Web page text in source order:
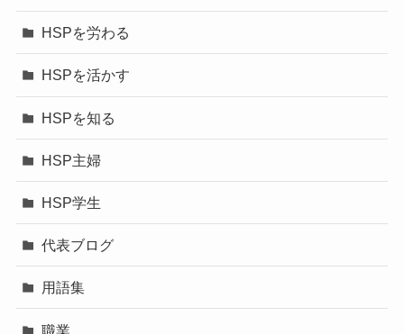
HSPを労わる
HSPを活かす
HSPを知る
HSP主婦
HSP学生
代表ブログ
用語集
職業